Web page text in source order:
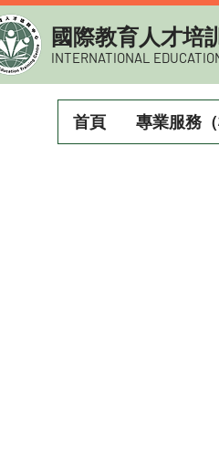
國際教育人才培
INTERNATIONAL
首頁 專業服務（